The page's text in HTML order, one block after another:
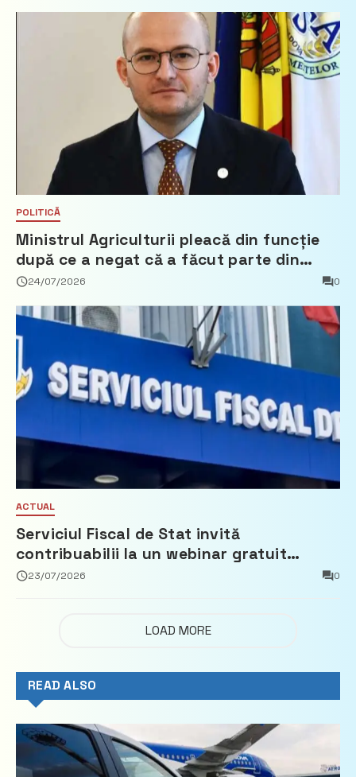
POLITICĂ
Ministrul Agriculturii pleacă din funcție
după ce a negat că a făcut parte din
Partidul Democrat
24/07/2026 0
ACTUAL
Serviciul Fiscal de Stat invită
contribuabilii la un webinar gratuit
privind calculul impozitului pe bunurile
23/07/2026 0
LOAD MORE
READ ALSO